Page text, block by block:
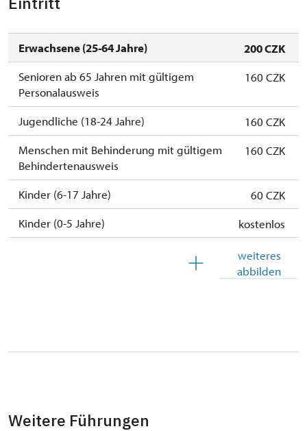
Erwachsene (25-64 Jahre)
200 CZK
Senioren ab 65 Jahren mit gültigem
Personalausweis
160 CZK
Jugendliche (18-24 Jahre)
160 CZK
Menschen mit Behinderung mit gültigem
Behindertenausweis
160 CZK
Kinder (6-17 Jahre)
60 CZK
Kinder (0-5 Jahre)
kostenlos
kostenlos
Begleitperson von Schülergruppen pro 15
kostenlos
Mitgliedsausweis *
weiteres
abbilden
Weitere Führungen